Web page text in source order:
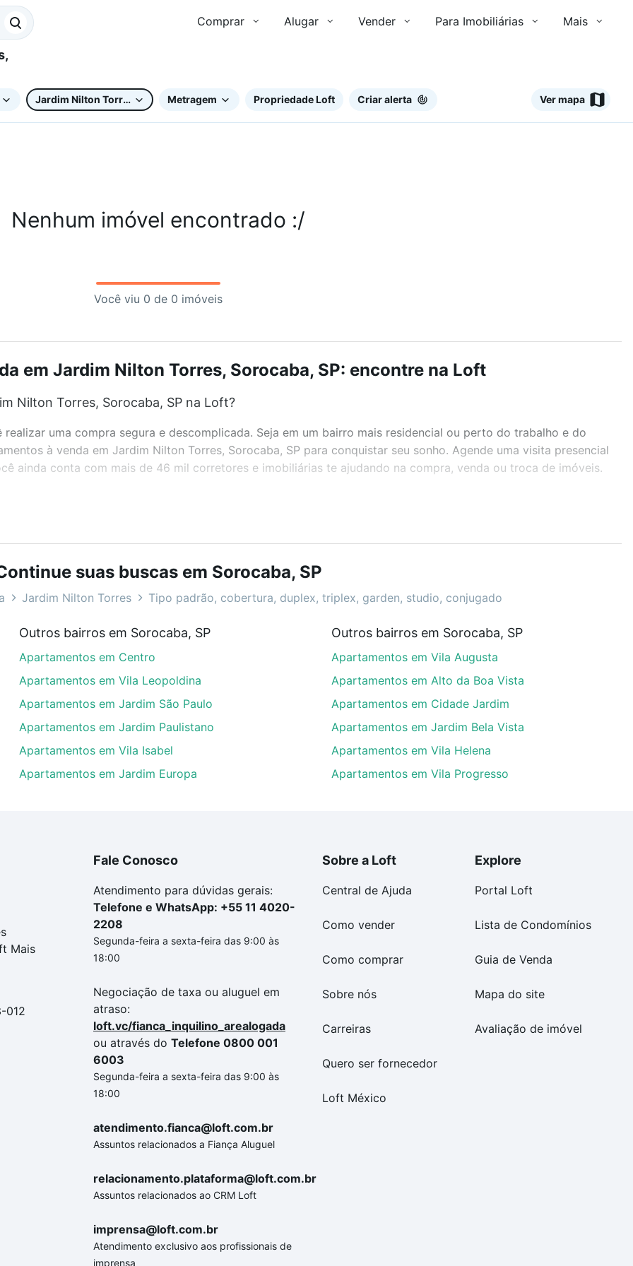
Comprar Alugar Vender Para Imobiliárias Mais
Jardim Nilton Torres Metragem Propriedade Loft Criar alerta Ver mapa
Nenhum imóvel encontrado :/
Você viu 0 de 0 imóveis
em Jardim Nilton Torres, Sorocaba, SP: encontre na Loft
Nilton Torres, Sorocaba, SP na Loft?
uma compra segura e descomplicada. Seja em um bairro mais residencial ou perto do trabalho e do
à venda em Jardim Nilton Torres, Sorocaba, SP para conquistar seu sonho. Agende uma visita presencial
ainda conta com mais de 46 mil corretores e imobiliárias te ajudando na compra, venda ou troca de imóveis.
o preço, metragem e comodidades, como piscina, academia, salão de festas ou área verde e encontrar
SP ideal para você na Loft.
Nilton Torres, Sorocaba, SP?
ao seu orçamento. Se ainda tem alguma dúvida dos custos envolvidos no processo de compra, veja em nosso
com a gente para comprar o imóvel dos seus sonhos com segurança e conforto. Loft, com você até as chaves.
suas buscas em Sorocaba, SP
Jardim Nilton Torres Tipo padrão, cobertura, duplex, triplex, garden, studio, conjugado
Outros bairros em Sorocaba, SP
Apartamentos em Centro
Apartamentos em Vila Leopoldina
Apartamentos em Jardim São Paulo
Apartamentos em Jardim Paulistano
Apartamentos em Vila Isabel
Apartamentos em Jardim Europa
Outros bairros em Sorocaba, SP
Apartamentos em Vila Augusta
Apartamentos em Alto da Boa Vista
Apartamentos em Cidade Jardim
Apartamentos em Jardim Bela Vista
Apartamentos em Vila Helena
Apartamentos em Vila Progresso
Mais
012
Fale Conosco
Atendimento para dúvidas gerais:
Telefone e WhatsApp: +55 11 4020-
2208
Segunda-feira a sexta-feira das 9:00 às
18:00
Negociação de taxa ou aluguel em
atraso:
loft.vc/fianca_inquilino_arealogada
ou através do Telefone 0800 001
6003
Segunda-feira a sexta-feira das 9:00 às
18:00
atendimento.fianca@loft.com.br
Assuntos relacionados a Fiança Aluguel
relacionamento.plataforma@loft.com.br
Assuntos relacionados ao CRM Loft
imprensa@loft.com.br
Atendimento exclusivo aos profissionais de
imprensa
Sobre a Loft
Central de Ajuda
Como vender
Como comprar
Sobre nós
Carreiras
Quero ser fornecedor
Loft México
Explore
Portal Loft
Lista de Condomínios
Guia de Venda
Mapa do site
Avaliação de imóvel